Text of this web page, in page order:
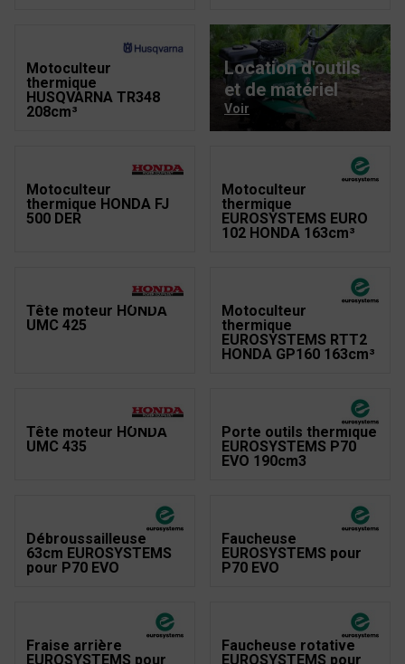
Motoculteur
thermique
HUSQVARNA TR348
208cm³
Location d'outils
et de matériel
Voir
Motoculteur
thermique HONDA FJ
500 DER
Motoculteur
thermique
EUROSYSTEMS EURO
102 HONDA 163cm³
Tête moteur HONDA
UMC 425
Motoculteur
thermique
EUROSYSTEMS RTT2
HONDA GP160 163cm³
Tête moteur HONDA
UMC 435
Porte outils thermique
EUROSYSTEMS P70
EVO 190cm3
Débroussailleuse
63cm EUROSYSTEMS
pour P70 EVO
Faucheuse
EUROSYSTEMS pour
P70 EVO
Fraise arrière
EUROSYSTEMS pour
Faucheuse rotative
EUROSYSTEMS pour